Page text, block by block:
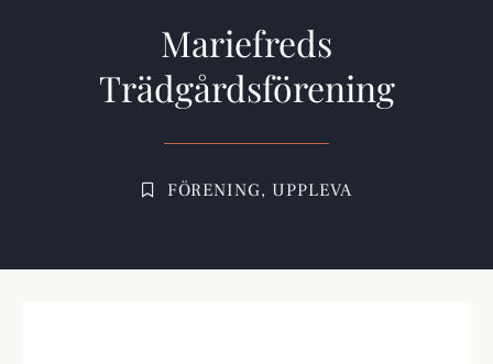
Mariefreds
Trädgårdsförening
FÖRENING, UPPLEVA